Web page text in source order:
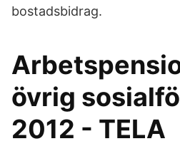
bostadsbidrag.
övrig
2012 - TELA